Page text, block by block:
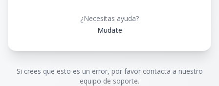
¿Necesitas ayuda?
Mudate
Si crees que esto es un error, por favor contacta a nuestro
equipo de soporte.